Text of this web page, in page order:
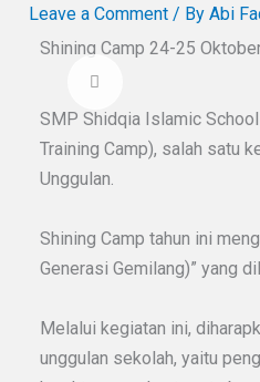
Leave a Comment / By Abi
Shining Camp 24-25
SMP Shidqia Islamic
Training Camp), salah satu
Unggulan.
Shining Camp tahun ini
Generasi Gemilang)” yang
Melalui kegiatan ini,
unggulan sekolah, yaitu